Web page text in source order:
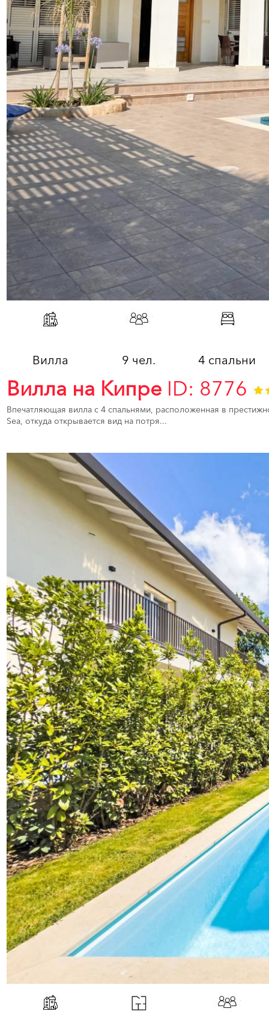
Вилла 9 чел. 4 спальни
Вилла на Кипре ID: 8776
Впечатляющая вилла с 4 спальнями, расположенная в
Sea, откуда открывается вид на потря...